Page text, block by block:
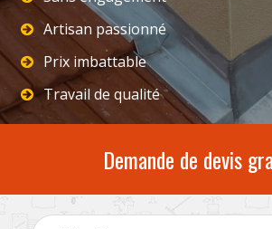
Artisan passionné
Prix imbattable
Travail de qualité
Demande de devis